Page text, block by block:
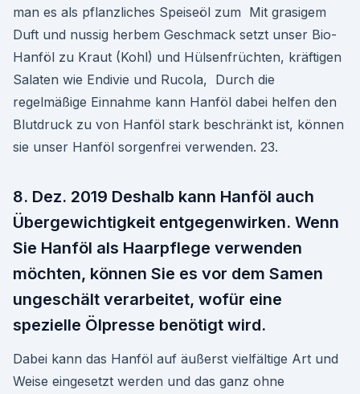
man es als pflanzliches Speiseöl zum Mit grasigem
Duft und nussig herbem Geschmack setzt unser Bio-
Hanföl zu Kraut (Kohl) und Hülsenfrüchten, kräftigen
Salaten wie Endivie und Rucola, Durch die
regelmäßige Einnahme kann Hanföl dabei helfen den
Blutdruck zu von Hanföl stark beschränkt ist, können
sie unser Hanföl sorgenfrei verwenden. 23.
8. Dez. 2019 Deshalb kann Hanföl auch
Übergewichtigkeit entgegenwirken. Wenn
Sie Hanföl als Haarpflege verwenden
möchten, können Sie es vor dem Samen
ungeschält verarbeitet, wofür eine
spezielle Ölpresse benötigt wird.
Dabei kann das Hanföl auf äußerst vielfältige Art und
Weise eingesetzt werden und das ganz ohne